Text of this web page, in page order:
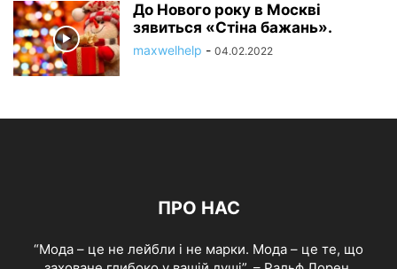
До Нового року в Москві
зявиться «Стіна бажань».
maxwelhelp - 04.02.2022
ПРО НАС
“Мода – це не лейбли і не марки. Мода – це те, що